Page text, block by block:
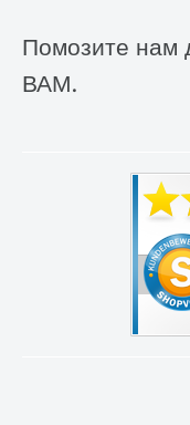
Помозите
ВАМ.